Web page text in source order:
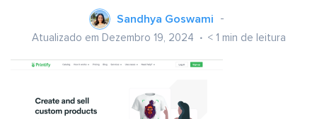
Sandhya Goswami
Atualizado em Dezembro 19, 2024 < 1 min de leitura